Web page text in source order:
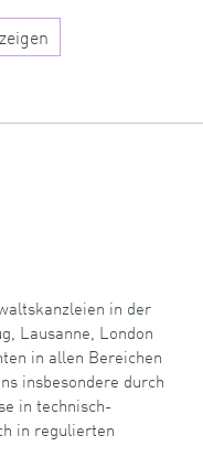
in der
Lausanne, London
in allen Bereichen
insbesondere durch
in technisch-
in regulierten